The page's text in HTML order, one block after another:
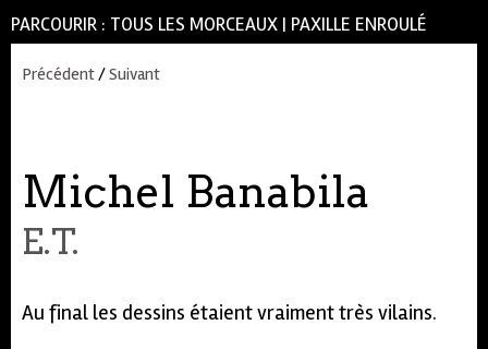
PARCOURIR : TOUS LES MORCEAUX | PAXILLE ENROULÉ
Précédent/Suivant
Michel Banabila
E.T.
Au final les dessins étaient vraiment très vilains.